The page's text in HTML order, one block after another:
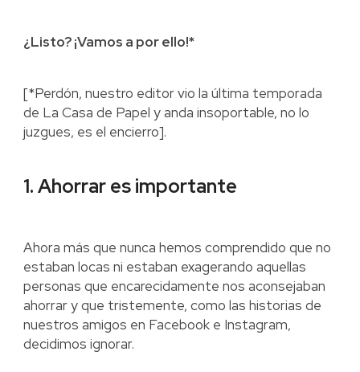
¿Listo? ¡Vamos a por ello!*
[*Perdón, nuestro editor vio la última temporada
de La Casa de Papel y anda insoportable, no lo
juzgues, es el encierro].
1. Ahorrar es importante
Ahora más que nunca hemos comprendido que no
estaban locas ni estaban exagerando aquellas
personas que encarecidamente nos aconsejaban
ahorrar y que tristemente, como las historias de
nuestros amigos en Facebook e Instagram,
decidimos ignorar.